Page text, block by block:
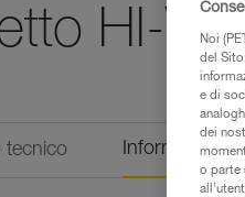
HI-
tecnico Informazioni
Noi
del Sito
e di
dei
o parte